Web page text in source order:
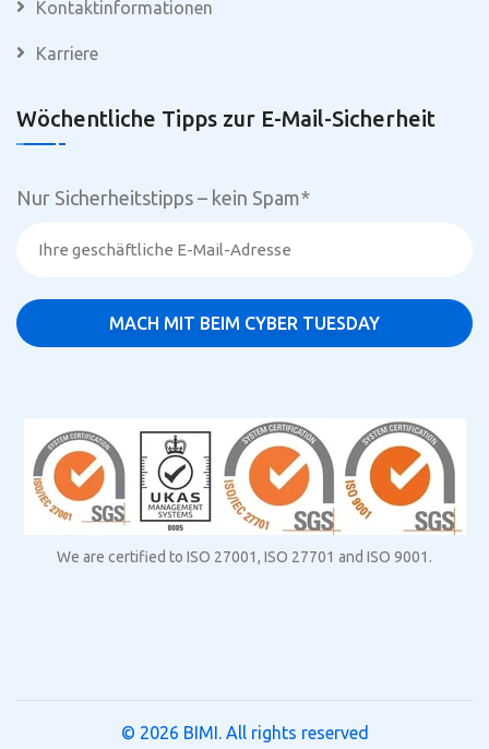
Kontaktinformationen
Karriere
Wöchentliche Tipps zur E-Mail-Sicherheit
Nur Sicherheitstipps – kein Spam*
We are certified to ISO 27001, ISO 27701 and ISO 9001.
© 2026 BIMI. All rights reserved